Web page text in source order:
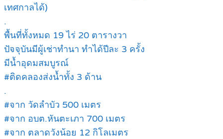
เทศกาลได้)
.
พื้นที่ทั้งหมด 19 ไร่ 20 ตารางวา
ปัจจุบันมีผู้เช่าทำนา ทำได้ปีละ 3 ครั้ง
มีน้ำอุดมสมบูรณ์
#ติดคลองส่งน้ำทั้ง 3 ด้าน
.
#จาก วัดลำบัว 500 เมตร
#จาก อบต.หันตะเภา 700 เมตร
#จาก ตลาดวังน้อย 12 กิโลเมตร